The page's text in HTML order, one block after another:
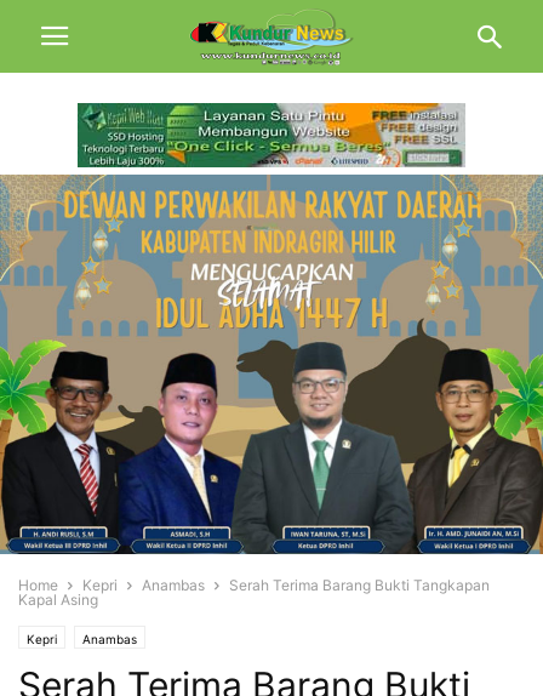
Home Kepri Anambas
Serah Terima Barang Bukti Tangkapan
Kapal Asing
Kepri Anambas
Serah Terima Barang Bukti